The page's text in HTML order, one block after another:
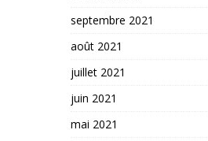
septembre 2021
août 2021
juillet 2021
juin 2021
mai 2021